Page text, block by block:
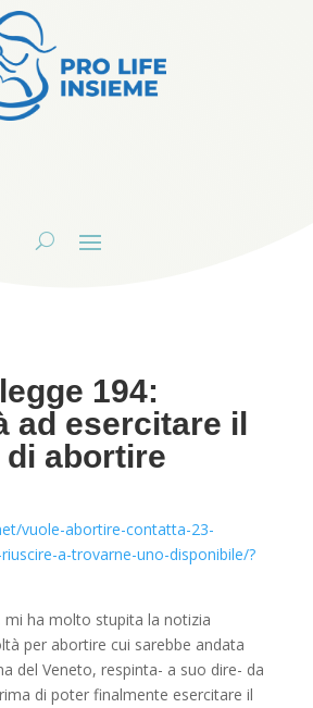
194:
ad esercitare il
di abortire
vuole-abortire-contatta-23-
a-trovarne-uno-disponibile/?
mi ha molto stupita la notizia
per abortire cui sarebbe andata
del Veneto, respinta- a suo dire- da
di poter finalmente esercitare il